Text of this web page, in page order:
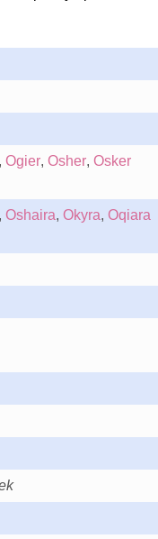
Ogier, Osher, Osker
, Oshaira, Okyra, Oqiara